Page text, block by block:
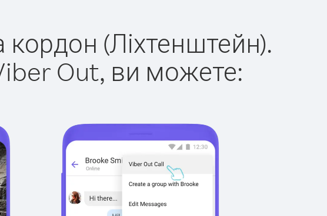
кордон (Ліхтенштейн).
Out, ви можете: